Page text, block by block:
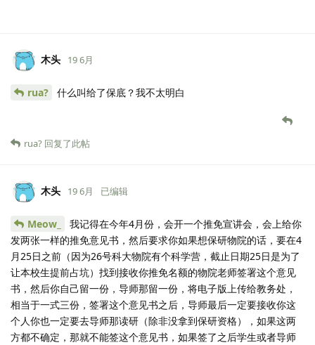
木头 19 6月
rua? 什么叫给了保底？我不太明白
rua? 回复了此帖
木头 19 6月 已编辑
Meow_
我记得在今年4月份，会开一个推免宣讲会，会上给你
发两张一样的推免意见书，然后要求你如果想保研物院的话，要在4
月25日之前（因为26号科大物院有个科学营，截止日期25日是为了
让本校生提前占坑）找到接收你推免名额的物院老师签署这个意见
书，然后你自己留一份，导师那留一份，将电子版上传给教务处，
相当于一式三份，签署这个意见书之后，导师最后一定要接收你这
个人你也一定要去导师那读研（除非没拿到保研资格），如果这两
方都不确定，那就不能签这个意见书，如果签了之后学生或者导师